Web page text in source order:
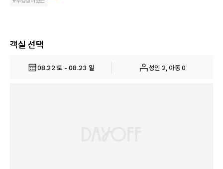
객실 선택
08.22 토 - 08.23 일 성인 2, 아동 0